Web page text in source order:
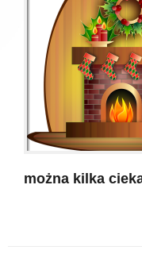
można kilka